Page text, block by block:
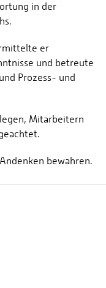
in der
er
und betreute
Prozess- und
Mitarbeitern
bewahren.